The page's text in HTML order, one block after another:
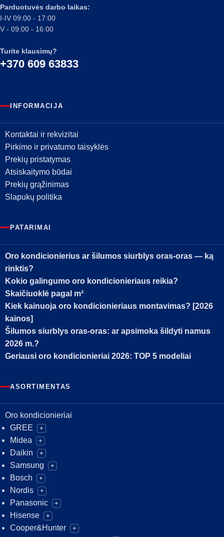
Parduotuvės darbo laikas:
I-IV 09:00 - 17:00
V - 09:00 - 16:00
Turite klausimų?
+370 609 63833
INFORMACIJA
Kontaktai ir rekvizitai
Pirkimo ir privatumo taisyklės
Prekių pristatymas
Atsiskaitymo būdai
Prekių grąžinimas
Slapukų politika
PATARIMAI
Oro kondicionierius ar šilumos siurblys oras-oras — ką
rinktis?
Kokio galingumo oro kondicionieriaus reikia?
Skaičiuoklė pagal m²
Kiek kainuoja oro kondicionieriaus montavimas? [2026
kainos]
Šilumos siurblys oras-oras: ar apsimoka šildyti namus
2026 m.?
Geriausi oro kondicionieriai 2026: TOP 5 modeliai
ASORTIMENTAS
Oro kondicionieriai
GREE
+
Midea +
Daikin +
Samsung +
Bosch +
Nordis +
Panasonic +
Hisense +
Cooper&Hunter +